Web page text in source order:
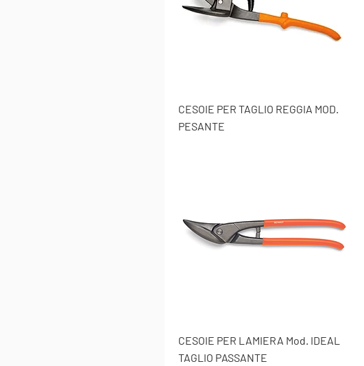
CESOIE PER TAGLIO REGGIA MOD.
PESANTE
CESOIE PER LAMIERA Mod. IDEAL
TAGLIO PASSANTE